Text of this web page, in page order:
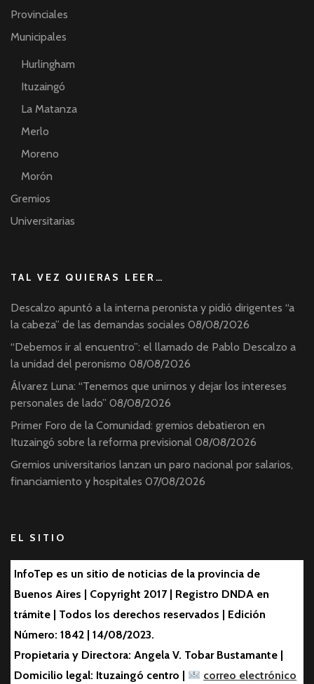
Provinciales
Municipales
Hurlingham
Ituzaingó
La Matanza
Merlo
Moreno
Morón
Gremios
Universitarias
TAL VEZ QUIERAS LEER…
Descalzo apuntó a la interna peronista y pidió dirigentes “a
la cabeza” de las demandas sociales 08/08/2026
“Debemos ir al encuentro”: el llamado de Pablo Descalzo a
la unidad del peronismo 08/08/2026
Álvarez Luna: “Tenemos que unirnos y dejar los intereses
personales de lado” 08/08/2026
Primer Foro de la Comunidad: gremios debatieron en
Ituzaingó sobre la reforma previsional 08/08/2026
Gremios universitarios lanzan un paro nacional por salarios,
financiamiento y hospitales 07/08/2026
EL SITIO
InfoTep es un sitio de noticias de la provincia de
Buenos Aires | Copyright 2017 | Registro DNDA en
trámite | Todos los derechos reservados | Edición
Número: 1842 | 14/08/2023.
Propietaria y Directora: Angela V. Tobar Bustamante |
Domicilio legal: Ituzaingó centro |
correo electrónico